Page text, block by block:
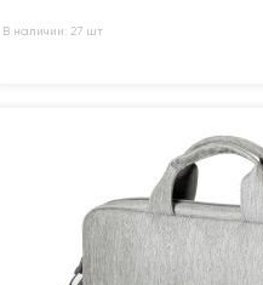
В наличии: 27 шт